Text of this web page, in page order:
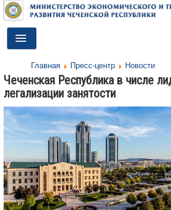
Toggle
Navigation
ДЕЯТЕЛЬНОСТЬ
О МИНИСТЕРСТВЕ
ДОКУМЕНТЫ
ПРЕСС-ЦЕНТР
ПРОТИВОДЕЙСТВИЕ КОРРУПЦИИ
Главная Пресс-центр Новости
Чеченская Республика в числе
легализации занятости